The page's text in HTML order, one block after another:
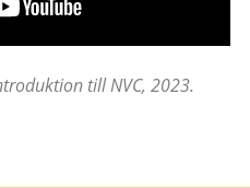
till NVC, 2023.